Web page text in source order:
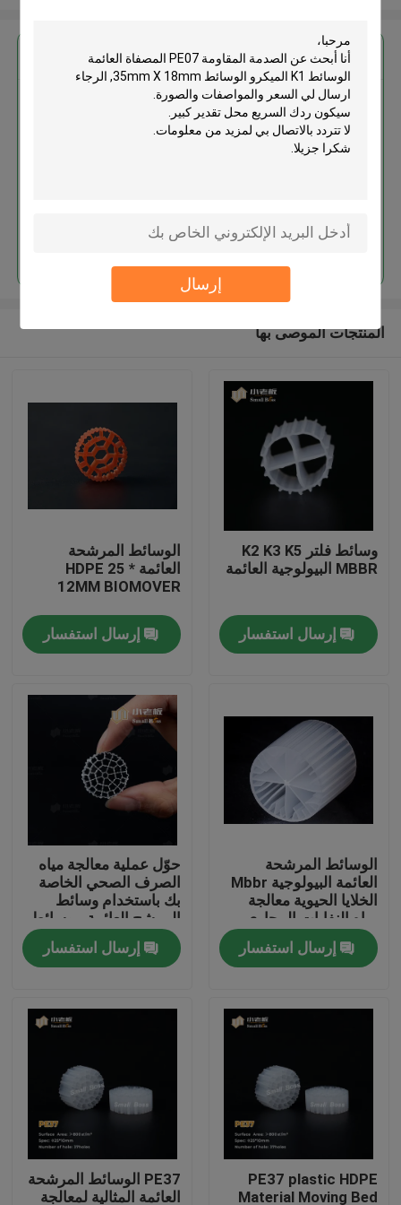
إرسال
منتجات
معلومات عنا
جولة في المعمل
مراقبة الجودة
اتصل بنا
اطلب اقتباس
الوسائط المرشحة MBBR
MBBR بيو ميديا
احصل على افضل سعر ل
استمر
المنتجات الموصى بها
وسائط فلتر K2 K3 K5
MBBR البيولوجية العائمة
إرسال استفسار
الوسائط المرشحة
العائمة HDPE 25 *
12MM BIOMOVER
إرسال استفسار
الوسائط المرشحة
العائمة البيولوجية Mbbr
الخلايا الحيوية معالجة
مياه النفايات المجاري
إرسال استفسار
حوّل عملية معالجة مياه
الصرف الصحي الخاصة
بك باستخدام وسائط
المرشح العائمة - وسائط
مرشح MBBR الحيوية
الأكثر فعاليةإرسال استفسار
PE37 plastic HDPE
Material Moving Bed
PE37 الوسائط المرشحة
العائمة المثالية لمعالجة